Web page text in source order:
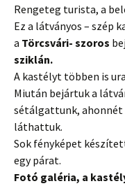
Rengeteg turista, a
Ez a látványos – szép
a Törcsvári- szoros
sziklán.
A kastélyt többen is
Miután bejártuk a
sétálgattunk, ahonnét
láthattuk.
Sok fényképet
egy párat.
Fotó galéria, a